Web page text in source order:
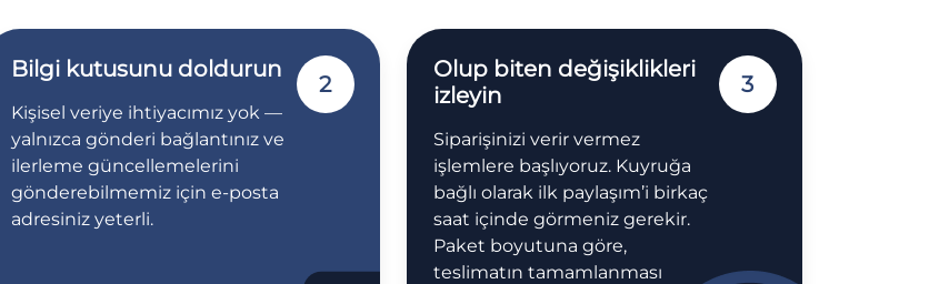
Bilgi kutusunu doldurun
Kişisel veriye ihtiyacımız yok —
yalnızca gönderi bağlantınız ve
ilerleme güncellemelerini
gönderebilmemiz için e-posta
adresiniz yeterli.
2
Olup biten değişiklikleri
izleyin
Siparişinizi verir vermez
işlemlere başlıyoruz. Kuyruğa
bağlı olarak ilk paylaşım’i birkaç
saat içinde görmeniz gerekir.
Paket boyutuna göre,
teslimatın tamamlanması
3